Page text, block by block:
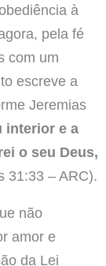
à
pela fé
com um
escreve a
Jeremias
interior e a
o seu Deus,
31:33 – ARC).
não
amor e
da Lei